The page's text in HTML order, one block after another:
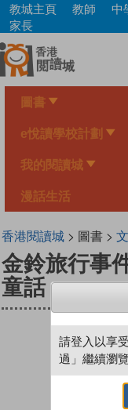
Skip
main
content
教城主頁 教師 中
家長
圖書
e悅讀學校計劃
我的閱讀城
漫話生活
香港閱讀城> 圖書 >
金鈴旅行事
童話
請登入以享
過」繼續瀏覽